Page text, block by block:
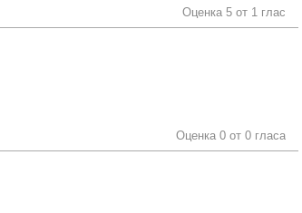
Оценка 5 от 1 глас
Оценка 0 от 0 гласа